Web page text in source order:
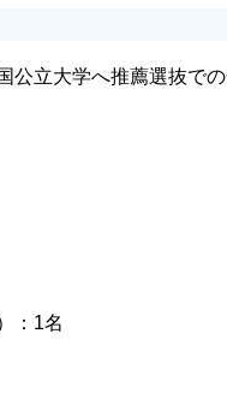
公立大学へ推薦選抜で
：1名